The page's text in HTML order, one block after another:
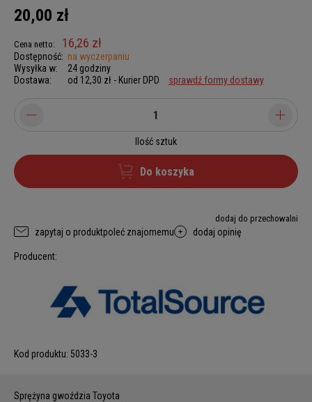
20,00 zł
Cena netto: 16,26 zł
Dostępność: na wyczerpaniu
Wysyłka w:
24 godziny
Dostawa:
od 12,30 zł - Kurier DPD sprawdź formy dostawy
Ilość sztuk
Do koszyka
dodaj do przechowalni
zapytaj o produktpoleć znajomemu dodaj opinię
Producent:
Kod produktu: 5033-3
Sprężyna gwoździa Toyota